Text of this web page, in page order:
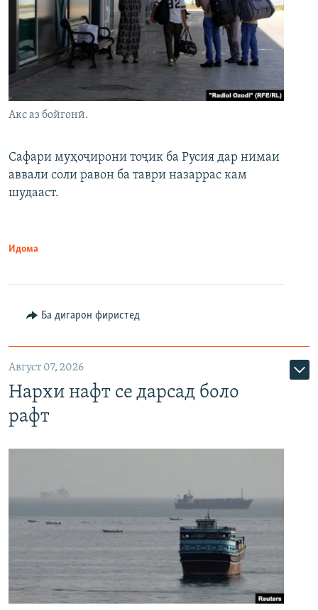
Акс аз бойгонӣ.
Сафари муҳоҷирони тоҷик ба Русия дар нимаи
аввали соли равон ба таври назаррас кам
шудааст.
Идома
Ба дигарон фиристед
Август 07, 2026
Нархи нафт се дарсад боло
рафт